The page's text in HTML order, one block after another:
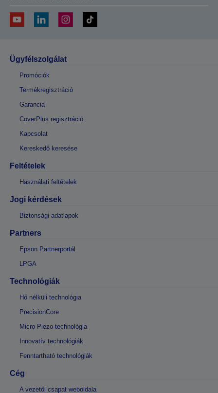
Ügyfélszolgálat
Promóciók
Termékregisztráció
Garancia
CoverPlus regisztráció
Kapcsolat
Kereskedő keresése
Feltételek
Használati feltételek
Jogi kérdések
Biztonsági adatlapok
Partners
Epson Partnerportál
LPGA
Technológiák
Hő nélküli technológia
PrecisionCore
Micro Piezo-technológia
Innovatív technológiák
Fenntartható technológiák
Cég
A vezetői csapat weboldala